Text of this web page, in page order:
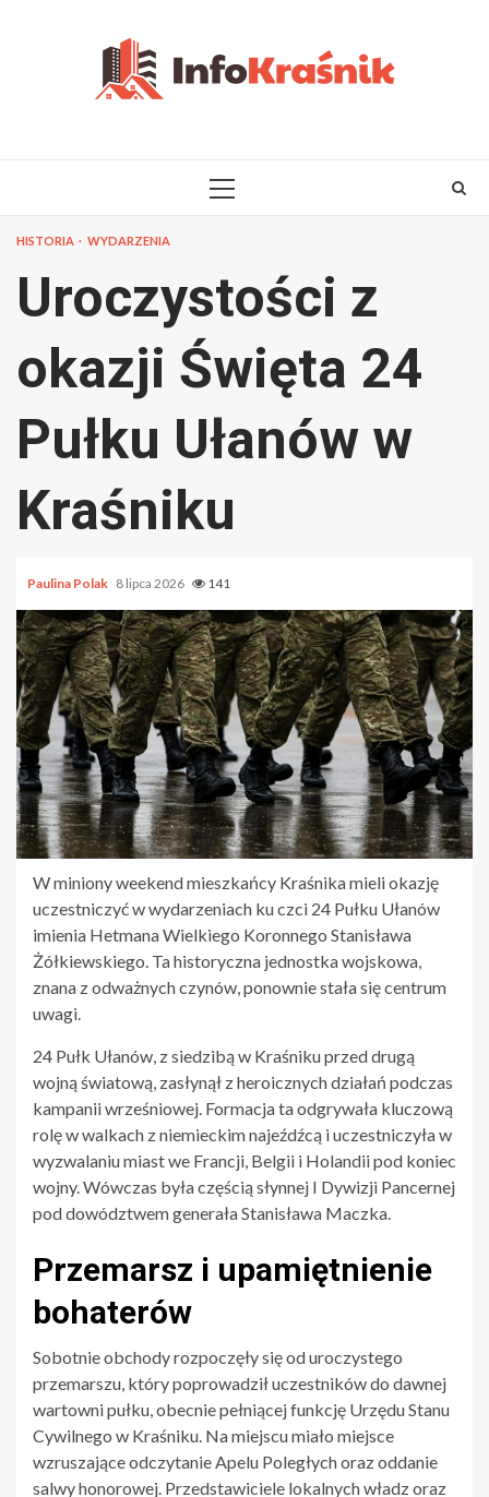
PRIMARY
HISTORIA WYDARZENIA
Uroczystości z
okazji Święta 24
Pułku Ułanów w
Kraśniku
Paulina Polak 8 lipca 2026 141
W miniony weekend mieszkańcy Kraśnika mieli okazję
uczestniczyć w wydarzeniach ku czci 24 Pułku Ułanów
imienia Hetmana Wielkiego Koronnego Stanisława
Żółkiewskiego. Ta historyczna jednostka wojskowa,
znana z odważnych czynów, ponownie stała się centrum
uwagi.
24 Pułk Ułanów, z siedzibą w Kraśniku przed drugą
wojną światową, zasłynął z heroicznych działań podczas
kampanii wrześniowej. Formacja ta odgrywała kluczową
rolę w walkach z niemieckim najeźdźcą i uczestniczyła w
wyzwalaniu miast we Francji, Belgii i Holandii pod koniec
wojny. Wówczas była częścią słynnej I Dywizji Pancernej
pod dowództwem generała Stanisława Maczka.
Przemarsz i upamiętnienie
bohaterów
Sobotnie obchody rozpoczęły się od uroczystego
przemarszu, który poprowadził uczestników do dawnej
wartowni pułku, obecnie pełniącej funkcję Urzędu Stanu
Cywilnego w Kraśniku. Na miejscu miało miejsce
wzruszające odczytanie Apelu Poległych oraz oddanie
salwy honorowej. Przedstawiciele lokalnych władz oraz